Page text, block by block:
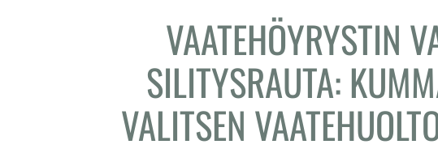
VAATEHÖYRYSTIN
SILITYSRAUTA:
VALITSEN